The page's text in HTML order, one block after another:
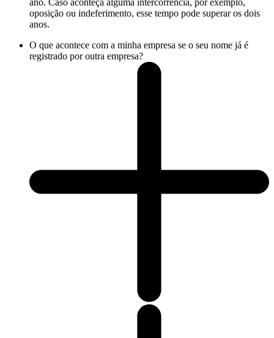
ano. Caso aconteça alguma intercorrência, por exemplo,
oposição ou indeferimento, esse tempo pode superar os dois
anos.
O que acontece com a minha empresa se o seu nome já é
registrado por outra empresa?